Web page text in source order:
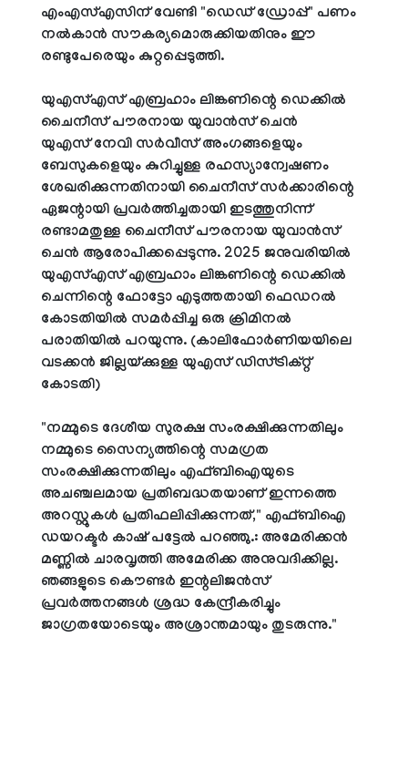
എം‌എസ്‌എസിന് വേണ്ടി "ഡെഡ് ഡ്രോപ്പ്" പണം
നൽകാൻ സൗകര്യമൊരുക്കിയതിനും ഈ
രണ്ടുപേരെയും കുറ്റപ്പെടുത്തി.
യു‌എസ്‌എസ് എബ്രഹാം ലിങ്കണിന്റെ ഡെക്കിൽ
ചൈനീസ് പൗരനായ യുവാൻസ് ചെൻ
യു‌എസ് നേവി സർവീസ് അംഗങ്ങളെയും
ബേസുകളെയും കുറിച്ചുള്ള രഹസ്യാന്വേഷണം
ശേഖരിക്കുന്നതിനായി ചൈനീസ് സർക്കാരിന്റെ
ഏജന്റായി പ്രവർത്തിച്ചതായി ഇടത്തുനിന്ന്
രണ്ടാമതുള്ള ചൈനീസ് പൗരനായ യുവാൻസ്
ചെൻ ആരോപിക്കപ്പെടുന്നു. 2025 ജനുവരിയിൽ
യു‌എസ്‌എസ് എബ്രഹാം ലിങ്കണിന്റെ ഡെക്കിൽ
ചെന്നിന്റെ ഫോട്ടോ എടുത്തതായി ഫെഡറൽ
കോടതിയിൽ സമർപ്പിച്ച ഒരു ക്രിമിനൽ
പരാതിയിൽ പറയുന്നു. (കാലിഫോർണിയയിലെ
വടക്കൻ ജില്ലയ്ക്കുള്ള യുഎസ് ഡിസ്ട്രിക്റ്റ്
കോടതി)
"നമ്മുടെ ദേശീയ സുരക്ഷ സംരക്ഷിക്കുന്നതിലും
നമ്മുടെ സൈന്യത്തിന്റെ സമഗ്രത
സംരക്ഷിക്കുന്നതിലും എഫ്ബിഐയുടെ
അചഞ്ചലമായ പ്രതിബദ്ധതയാണ് ഇന്നത്തെ
അറസ്റ്റുകൾ പ്രതിഫലിപ്പിക്കുന്നത്," എഫ്ബിഐ
ഡയറക്ടർ കാഷ് പട്ടേൽ പറഞ്ഞു.: അമേരിക്കൻ
മണ്ണിൽ ചാരവൃത്തി അമേരിക്ക അനുവദിക്കില്ല.
ഞങ്ങളുടെ കൌണ്ടർ ഇന്റലിജൻസ്
പ്രവർത്തനങ്ങൾ ശ്രദ്ധ കേന്ദ്രീകരിച്ചും
ജാഗ്രതയോടെയും അശ്രാന്തമായും തുടരുന്നു."